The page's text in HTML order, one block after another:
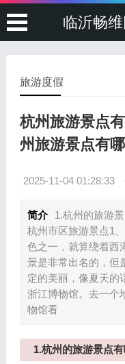
临沂畅
旅游度假
杭州旅游景点
州旅游景点有
2025-11-04 01:28:33
简介
1.杭州的旅游
杭州市区旅游景点1
色之一，就算绕着西
景是非常出名的，但
定的美丽，像夏天的
浙江博物馆。去一个
物馆看
1.杭州的旅游景点